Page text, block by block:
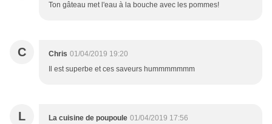
Ton gâteau met l'eau à la bouche avec les pommes!
C Chris 01/04/2019 19:20
Il est superbe et ces saveurs hummmmmmm
L La cuisine de poupoule 01/04/2019 17:56